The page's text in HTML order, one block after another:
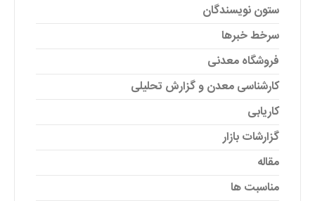
ستون نویسندگان
سرخط خبرها
فروشگاه معدنی
کارشناسی معدن و گزارش تحلیلی
کاریابی
گزارشات بازار
مقاله
مناسبت ها